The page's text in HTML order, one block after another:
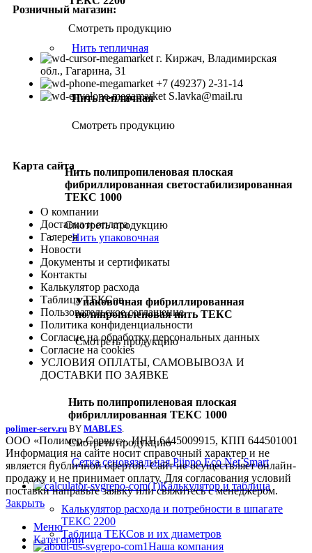
Смотреть продукцию
Нить тепличная
Нить тепличная
Смотреть продукцию
Нить полипропиленовая плоская
фибриллированная светостабилизированная
ТЕКС 1000
Смотреть продукцию
Нить упаковочная
Упаковочная фибриллированная
полипропиленовая нить ТЕКС
Смотреть продукцию
Нить полипропиленовая плоская
фибриллированная ТЕКС 1000
Смотреть продукцию
Сетка сеновязальная Piippo Eco Net Smart
Калькулятор и таблица
Калькулятор расхода и потребности в шпагате
ТЕКС 2200
Таблица ТЕКСов и их диаметров
Наша компания
Розничный магазин:
г. Киржач, Владимирская
обл., Гагарина, 31
+7 (49237) 2-31-14
S.lavka@mail.ru
Карта сайта
О компании
Доставка и оплата
Галерея
Новости
Документы и сертификаты
Контакты
Калькулятор расхода
Таблица ТЕКСов
Пользовательское соглашение
Политика конфиденциальности
Согласие на обработку персональных данных
Согласие на cookies
УСЛОВИЯ ОПЛАТЫ, САМОВЫВОЗА И
ДОСТАВКИ ПО ЗАЯВКЕ
polimer-serv.ru BY MABLES
ООО «Полимер-Сервис», ИНН 6445009915, КПП 644501001
Информация на сайте носит справочный характер и не
является публичной офертой. Сайт не осуществляет онлайн-
продажу и не принимает оплату. Для согласования условий
поставки направьте заявку или свяжитесь с менеджером.
Закрыть
Меню
Категории